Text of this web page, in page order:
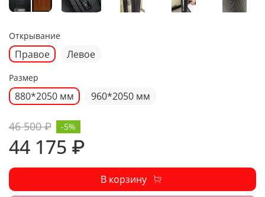
Открывание
Правое Левое
Размер
880*2050 мм 960*2050 мм
46 500 ₽
44 175 ₽
-5%
В корзину